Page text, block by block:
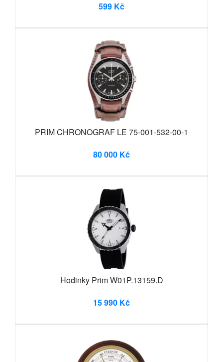
599 Kč
PRIM CHRONOGRAF LE 75-001-532-00-1
80 000 Kč
Hodinky Prim W01P.13159.D
15 990 Kč